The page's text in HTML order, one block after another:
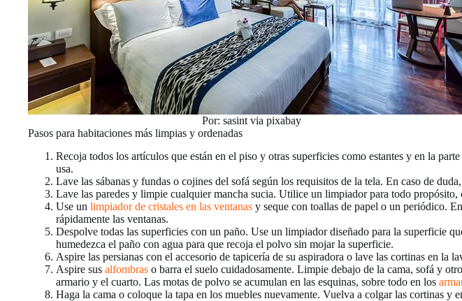
Por: sasint via pixabay
Pasos para habitaciones más limpias y ordenadas
Recoja todos los artículos que están en el piso y otras superficies como estantes y en la
usa.
Lave las sábanas y fundas o cojines del sofá según los requisitos de la tela. En caso de
Lave las paredes y limpie cualquier mancha sucia. Utilice un limpiador para todo propósito,
Use un limpiador de cristales en las ventanas y seque con toallas de papel o un periódico.
rápidamente las ventanas.
Despolve todas las superficies con un paño. Use un limpiador diseñado para la superficie
humedezca el paño con agua para que recoja el polvo sin mojar la superficie.
Aspire las persianas con el accesorio de tapicería de su aspiradora o lave las cortinas en la
Aspire sus alfombras o barra el suelo cuidadosamente. Limpie debajo de la cama, sofá y
armario y el cuarto. Las motas de polvo se acumulan en las esquinas, sobre todo en los
Haga la cama o coloque la tapa en los muebles nuevamente. Vuelva a colgar las cortinas y